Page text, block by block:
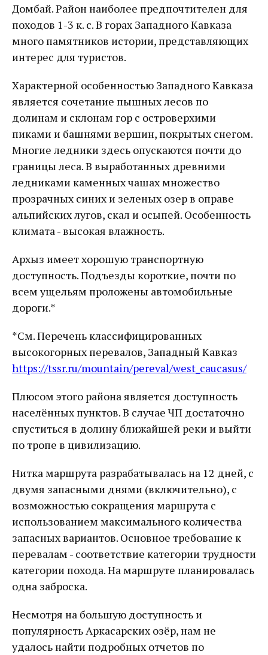
Домбай. Район наиболее предпочтителен для
походов 1-3 к. с. В горах Западного Кавказа
много памятников истории, представляющих
интерес для туристов.
Характерной особенностью Западного Кавказа
является сочетание пышных лесов по
долинам и склонам гор с островерхими
пиками и башнями вершин, покрытых снегом.
Многие ледники здесь опускаются почти до
границы леса. В выработанных древними
ледниками каменных чашах множество
прозрачных синих и зеленых озер в оправе
альпийских лугов, скал и осыпей. Особенность
климата - высокая влажность.
Архыз имеет хорошую транспортную
доступность. Подъезды короткие, почти по
всем ущельям проложены автомобильные
дороги.*
*См. Перечень классифицированных
высокогорных перевалов, Западный Кавказ
https://tssr.ru/mountain/pereval/west_caucasus/
Плюсом этого района является доступность
населённых пунктов. В случае ЧП достаточно
спуститься в долину ближайшей реки и выйти
по тропе в цивилизацию.
Нитка маршрута разрабатывалась на 12 дней, с
двумя запасными днями (включительно), с
возможностью сокращения маршрута с
использованием максимального количества
запасных вариантов. Основное требование к
перевалам - соответствие категории трудности
категории похода. На маршруте планировалась
одна заброска.
Несмотря на большую доступность и
популярность Аркасарских озёр, нам не
удалось найти подробных отчетов по